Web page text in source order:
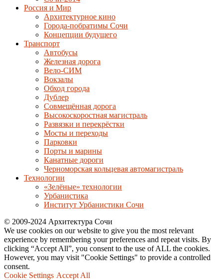
Россия и Мир
Архитектурное кино
Города-побратимы Сочи
Концепции будущего
Транспорт
Автобусы
Железная дорога
Вело-СИМ
Вокзалы
Обход города
Дублер
Совмещённая дорога
Высокоскоростная магистраль
Развязки и перекрёстки
Мосты и переходы
Парковки
Порты и марины
Канатные дороги
Черноморская кольцевая автомагистраль
Технологии
«Зелёные» технологии
Урбанистика
Институт Урбанистики Сочи
© 2009-2024 Архитектура Сочи
We use cookies on our website to give you the most relevant
experience by remembering your preferences and repeat visits. By
clicking “Accept All”, you consent to the use of ALL the cookies.
However, you may visit "Cookie Settings" to provide a controlled
consent.
Cookie Settings Accept All